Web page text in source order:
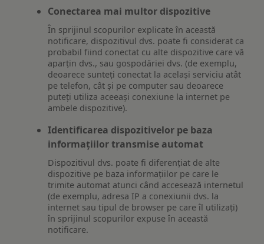
Conectarea mai multor dispozitive
În sprijinul scopurilor explicate în această
notificare, dispozitivul dvs. poate fi considerat ca
probabil fiind conectat cu alte dispozitive care vă
aparțin dvs., sau gospodăriei dvs. (de exemplu,
deoarece sunteți conectat la același serviciu atât
pe telefon, cât și pe computer sau deoarece
puteți utiliza aceeași conexiune la internet pe
ambele dispozitive).
Identificarea dispozitivelor pe baza
informațiilor transmise automat
Dispozitivul dvs. poate fi diferențiat de alte
dispozitive pe baza informațiilor pe care le
trimite automat atunci când accesează internetul
(de exemplu, adresa IP a conexiunii dvs. la
internet sau tipul de browser pe care îl utilizați)
în sprijinul scopurilor expuse în această
notificare.